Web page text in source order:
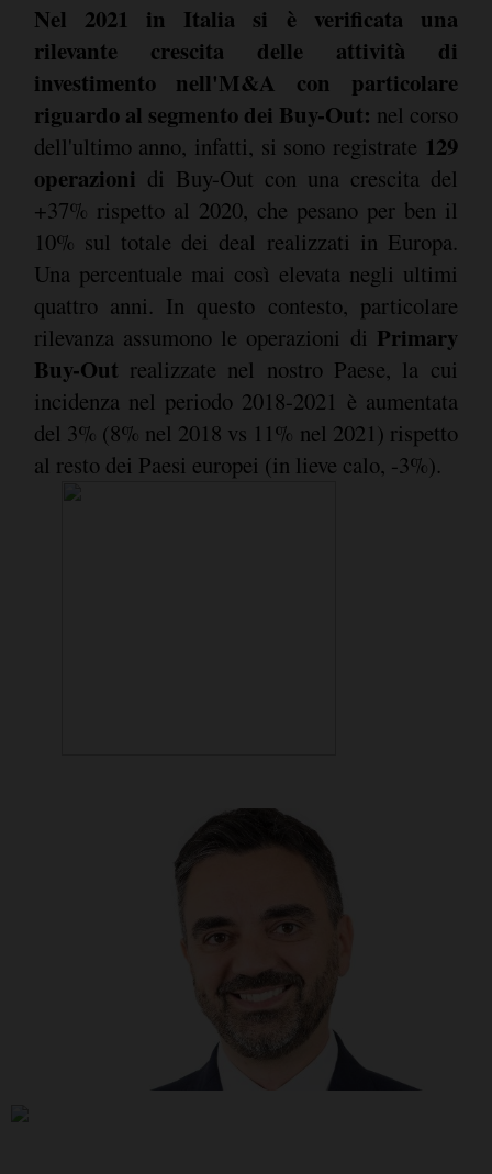
Nel 2021 in Italia si è verificata una
rilevante crescita delle attività di
investimento nell'M&A con particolare
riguardo al segmento dei Buy-Out: nel corso
dell'ultimo anno, infatti, si sono registrate 129
operazioni di Buy-Out con una crescita del
+37% rispetto al 2020, che pesano per ben il
10% sul totale dei deal realizzati in Europa.
Una percentuale mai così elevata negli ultimi
quattro anni. In questo contesto, particolare
rilevanza assumono le operazioni di Primary
Buy-Out realizzate nel nostro Paese, la cui
incidenza nel periodo 2018-2021 è aumentata
del 3% (8% nel 2018 vs 11% nel 2021) rispetto
al resto dei Paesi europei (in lieve calo, -3%).